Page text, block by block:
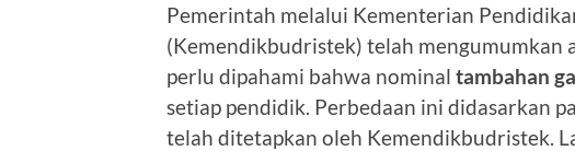
Pemerintah melalui Kementerian
(Kemendikbudristek) telah mengumumkan
perlu dipahami bahwa nominal tambahan
setiap pendidik. Perbedaan ini didasarkan
telah ditetapkan oleh Kemendikbudristek.